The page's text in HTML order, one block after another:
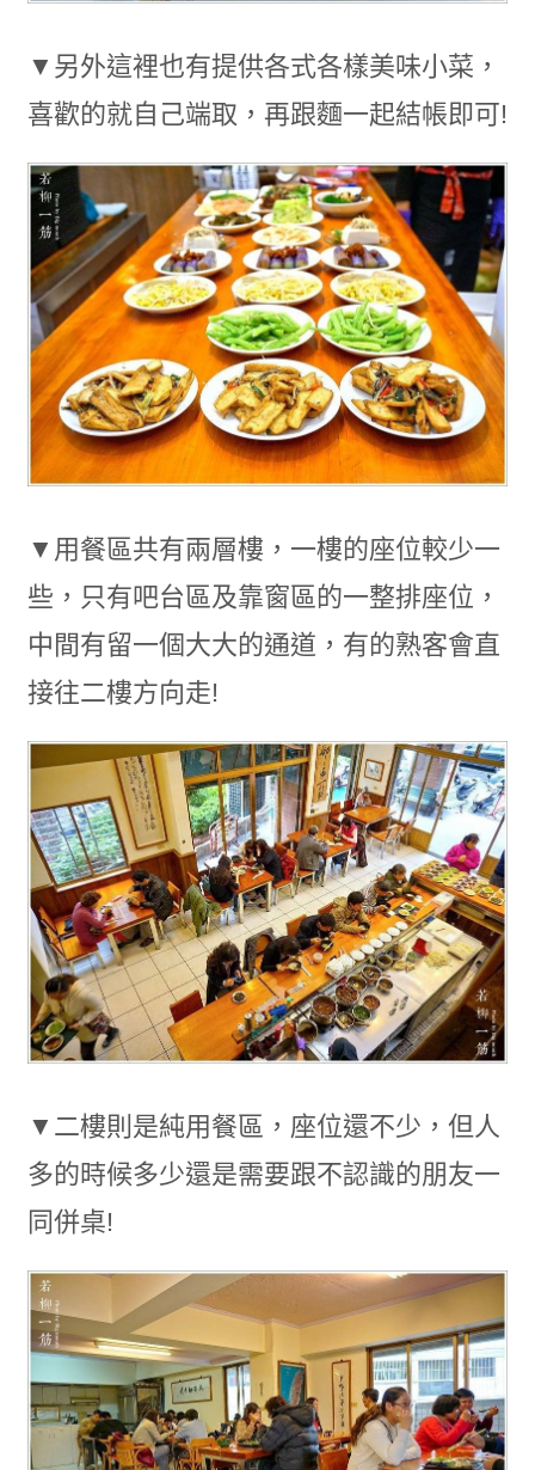
▼另外這裡也有提供各式各樣美味小菜，
喜歡的就自己端取，再跟麵一起結帳即可!
▼用餐區共有兩層樓，一樓的座位較少一
些，只有吧台區及靠窗區的一整排座位，
中間有留一個大大的通道，有的熟客會直
接往二樓方向走!
▼二樓則是純用餐區，座位還不少，但人
多的時候多少還是需要跟不認識的朋友一
同併桌!